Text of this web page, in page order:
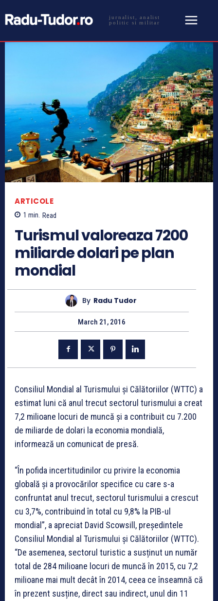
jurnalist, analist
politic si militar
ARTICOLE
1 min. Read
Turismul valoreaza 7200
miliarde dolari pe plan
mondial
By Radu Tudor
March 21, 2016
Consiliul Mondial al Turismului și Călătoriilor (WTTC) a
estimat luni că anul trecut sectorul turismului a creat
7,2 milioane locuri de muncă și a contribuit cu 7.200
de miliarde de dolari la economia mondială,
informează un comunicat de presă.
“În pofida incertitudinilor cu privire la economia
globală și a provocărilor specifice cu care s-a
confruntat anul trecut, sectorul turismului a crescut
cu 3,7%, contribuind în total cu 9,8% la PIB-ul
mondial”, a apreciat David Scowsill, președintele
Consiliul Mondial al Turismului și Călătoriilor (WTTC).
“De asemenea, sectorul turistic a susținut un număr
total de 284 milioane locuri de muncă în 2015, cu 7,2
milioane mai mult decât în 2014, ceea ce înseamnă că
în prezent susține, direct sau indirect, unul din 11